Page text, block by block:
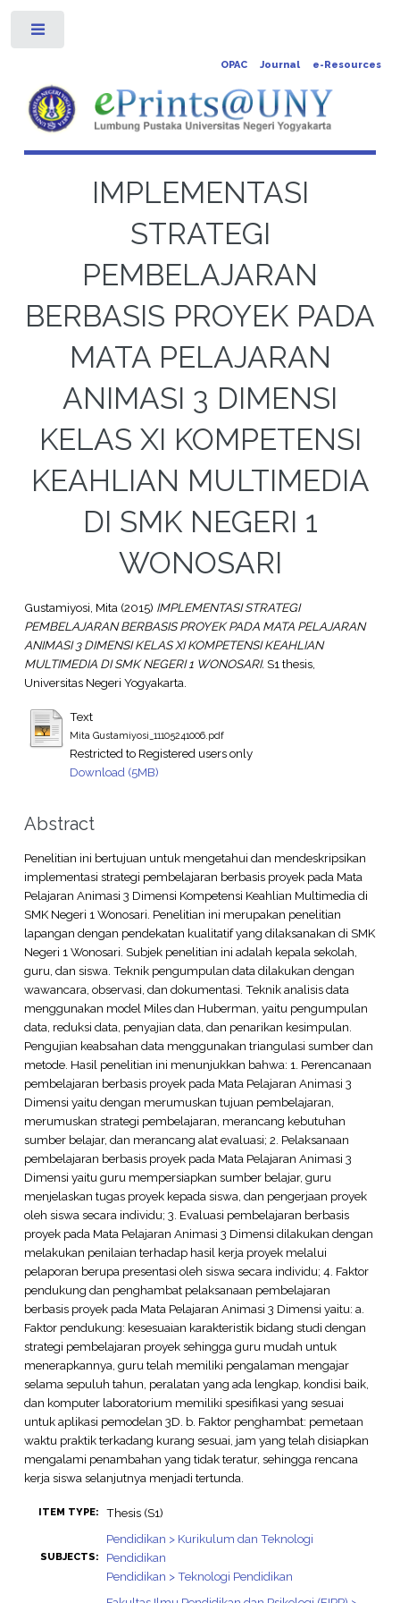
OPAC Journal e-Resources
IMPLEMENTASI
STRATEGI
PEMBELAJARAN
BERBASIS PROYEK PADA
MATA PELAJARAN
ANIMASI 3 DIMENSI
KELAS XI KOMPETENSI
KEAHLIAN MULTIMEDIA
DI SMK NEGERI 1
WONOSARI
Gustamiyosi, Mita(2015) IMPLEMENTASI STRATEGI
PEMBELAJARAN BERBASIS PROYEK PADA MATA PELAJARAN
ANIMASI 3 DIMENSI KELAS XI KOMPETENSI KEAHLIAN
MULTIMEDIA DI SMK NEGERI 1 WONOSARI. S1 thesis,
Universitas Negeri Yogyakarta.
Text
Mita Gustamiyosi_11105241006.pdf
Restricted to Registered users only
Download (5MB)
Abstract
Penelitian ini bertujuan untuk mengetahui dan mendeskripsikan
implementasi strategi pembelajaran berbasis proyek pada Mata
Pelajaran Animasi 3 Dimensi Kompetensi Keahlian Multimedia di
SMK Negeri 1 Wonosari. Penelitian ini merupakan penelitian
lapangan dengan pendekatan kualitatif yang dilaksanakan di SMK
Negeri 1 Wonosari. Subjek penelitian ini adalah kepala sekolah,
guru, dan siswa. Teknik pengumpulan data dilakukan dengan
wawancara, observasi, dan dokumentasi. Teknik analisis data
menggunakan model Miles dan Huberman, yaitu pengumpulan
data, reduksi data, penyajian data, dan penarikan kesimpulan.
Pengujian keabsahan data menggunakan triangulasi sumber dan
metode. Hasil penelitian ini menunjukkan bahwa: 1. Perencanaan
pembelajaran berbasis proyek pada Mata Pelajaran Animasi 3
Dimensi yaitu dengan merumuskan tujuan pembelajaran,
merumuskan strategi pembelajaran, merancang kebutuhan
sumber belajar, dan merancang alat evaluasi; 2. Pelaksanaan
pembelajaran berbasis proyek pada Mata Pelajaran Animasi 3
Dimensi yaitu guru mempersiapkan sumber belajar, guru
menjelaskan tugas proyek kepada siswa, dan pengerjaan proyek
oleh siswa secara individu; 3. Evaluasi pembelajaran berbasis
proyek pada Mata Pelajaran Animasi 3 Dimensi dilakukan dengan
melakukan penilaian terhadap hasil kerja proyek melalui
pelaporan berupa presentasi oleh siswa secara individu; 4. Faktor
pendukung dan penghambat pelaksanaan pembelajaran
berbasis proyek pada Mata Pelajaran Animasi 3 Dimensi yaitu: a.
Faktor pendukung: kesesuaian karakteristik bidang studi dengan
strategi pembelajaran proyek sehingga guru mudah untuk
menerapkannya, guru telah memiliki pengalaman mengajar
selama sepuluh tahun, peralatan yang ada lengkap, kondisi baik,
dan komputer laboratorium memiliki spesifikasi yang sesuai
untuk aplikasi pemodelan 3D. b. Faktor penghambat: pemetaan
waktu praktik terkadang kurang sesuai, jam yang telah disiapkan
mengalami penambahan yang tidak teratur, sehingga rencana
kerja siswa selanjutnya menjadi tertunda.
ITEM TYPE: Thesis (S1)
SUBJECTS:
Pendidikan > Kurikulum dan Teknologi
Pendidikan
Pendidikan > Teknologi Pendidikan